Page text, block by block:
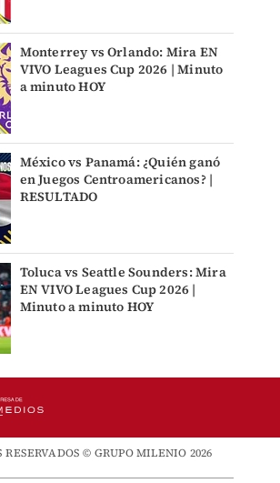
Monterrey vs Orlando: Mira EN
VIVO Leagues Cup 2026 | Minuto
a minuto HOY
México vs Panamá: ¿Quién ganó
en Juegos Centroamericanos? |
RESULTADO
Toluca vs Seattle Sounders: Mira
EN VIVO Leagues Cup 2026 |
Minuto a minuto HOY
RESERVADOS © GRUPO MILENIO 2026